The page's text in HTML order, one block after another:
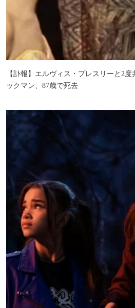
【訃報】エルヴィス・プレスリーと2
ックマン、87歳で死去